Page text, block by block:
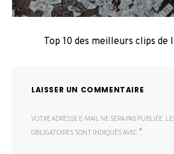
Top 10 des meilleurs clips de
LAISSER UN COMMENTAIRE
VOTRE ADRESSE E-MAIL NE SERA PAS PUBLIÉE.
OBLIGATOIRES SONT INDIQUÉS AVEC *